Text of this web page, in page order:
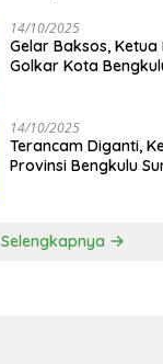
Rumah Kami Sendiri”
14/10/2025
‎Gelar Baksos, Ketua
Golkar Kota
14/10/2025
Terancam Diganti,
Provinsi Bengkulu
Selengkapnya